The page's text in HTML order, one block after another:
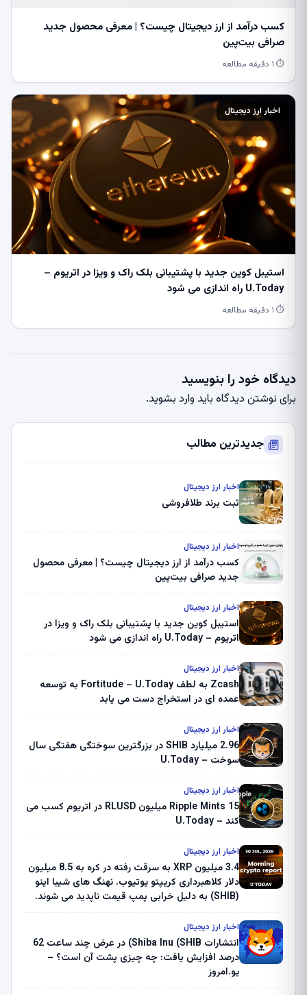
کسب درآمد از ارز دیجیتال چیست؟ | معرفی محصول جدید
صرافی بیت‌پین
⏱ ۱ دقیقه مطالعه
اخبار ارز دیجیتال
استیبل کوین جدید با پشتیبانی بلک راک و ویزا در اتریوم –
U.Today راه اندازی می شود
⏱ ۱ دقیقه مطالعه
دیدگاه خود را بنویسید
برای نوشتن دیدگاه باید وارد بشوید.
جدیدترین مطالب
اخبار ارز دیجیتال
ثبت برند طلافروشی
اخبار ارز دیجیتال
کسب درآمد از ارز دیجیتال چیست؟ | معرفی محصول
جدید صرافی بیت‌پین
اخبار ارز دیجیتال
استیبل کوین جدید با پشتیبانی بلک راک و ویزا در
اتریوم – U.Today راه اندازی می شود
اخبار ارز دیجیتال
Zcash به لطف Fortitude – U.Today به توسعه
عمده ای در استخراج دست می یابد
اخبار ارز دیجیتال
2.96 میلیارد SHIB در بزرگترین سوختگی هفتگی سال
سوخت – U.Today
اخبار ارز دیجیتال
Ripple Mints 15 میلیون RLUSD در اتریوم کسب می
کند – U.Today
اخبار ارز دیجیتال
3.4 میلیون XRP به سرقت رفته در کره به 8.5 میلیون
دلار کلاهبرداری کریپتو یوتیوب. نهنگ های شیبا اینو
(SHIB) به دلیل خرابی پمپ قیمت ناپدید می شوند.
ثبت کرد – گزارش کریپتو صبح – U.Today
اخبار ارز دیجیتال
انتشارات Shiba Inu (SHIB) در عرض چند ساعت 62
درصد افزایش یافت: چه چیزی پشت آن است؟ –
یو.امروز